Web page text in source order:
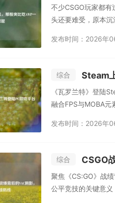
不少CSGO玩家都有
头还要难受，原本
发布时间：2026年
综合 Steam
《瓦罗兰特》登陆
融合FPS与MOBA元
发布时间：2026年
综合 CSGO
聚焦《CS:GO》战
公平竞技的关键意